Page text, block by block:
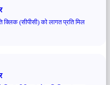
(सीपीसी) को लागत प्रति मिल